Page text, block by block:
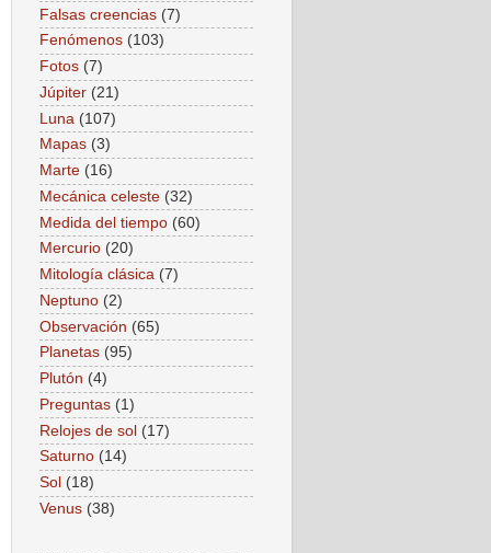
Falsas creencias (7)
Fenómenos (103)
Fotos (7)
Júpiter (21)
Luna (107)
Mapas (3)
Marte (16)
Mecánica celeste (32)
Medida del tiempo (60)
Mercurio (20)
Mitología clásica (7)
Neptuno (2)
Observación (65)
Planetas (95)
Plutón (4)
Preguntas (1)
Relojes de sol (17)
Saturno (14)
Sol (18)
Venus (38)